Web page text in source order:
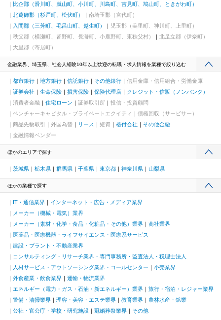
比企郡（滑川町、嵐山町、小川町、川島町、吉見町、鳩山町、ときがわ町）
北葛飾郡（杉戸町、松伏町）
南埼玉郡（宮代町）
入間郡（三芳町、毛呂山町、越生町）
児玉郡（美里町、神川町、上里町）
秩父郡（横瀬町、皆野町、長瀞町、小鹿野町、東秩父村）
北足立郡（伊奈町）
大里郡（寄居町）
金融業界、埼玉県、社会人経験10年以上歓迎の転職・求人情報を業種で絞り込む
都市銀行 地方銀行 信託銀行 その他銀行
信用金庫・信用組合・労働金庫
証券会社
生命保険 損害保険 保険代理店
クレジット・信販（ノンバンク）
消費者金融
住宅ローン 証券取引所
投信・投資顧問
ベンチャーキャピタル・プライベートエクイティ
債権回収（サービサー）
商品先物取引
外国為替 リース 短資 格付会社
その他金融
金融情報ベンダー
ほかのエリアで探す
茨城県 栃木県 群馬県 千葉県 東京都 神奈川県 山梨県
ほかの業種で探す
IT・通信業界
インターネット・広告・メディア業界
メーカー（機械・電気）業界
メーカー（素材・化学・食品・化粧品・その他）業界
商社業界
医薬品・医療機器・ライフサイエンス・医療系サービス
建設・プラント・不動産業界
コンサルティング・リサーチ業界・専門事務所・監査法人・税理士法人
人材サービス・アウトソーシング業界・コールセンター
小売業界
外食産業・飲食業界
運輸・物流業界
エネルギー（電力・ガス・石油・新エネルギー）業界
旅行・宿泊・レジャー業界
警備・清掃業界
理容・美容・エステ業界 教育業界
農林水産・鉱業
公社・官公庁・学校・研究施設
冠婚葬祭業界 その他